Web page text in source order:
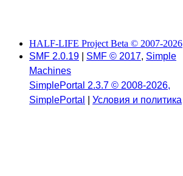
HALF-LIFE Project Beta © 2007-2026
SMF 2.0.19
SMF © 2017, Simple
Machines
SimplePortal 2.3.7 © 2008-2026,
SimplePortal
Условия и политика